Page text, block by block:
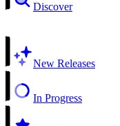
Discover
New Releases
In Progress